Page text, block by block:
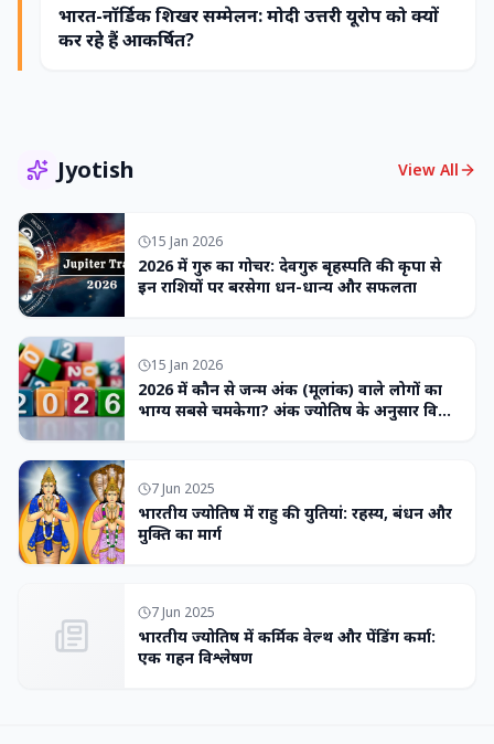
भारत-नॉर्डिक शिखर सम्मेलन: मोदी उत्तरी यूरोप को क्यों
कर रहे हैं आकर्षित?
Jyotish View All
15 Jan 2026
2026 में गुरु का गोचर: देवगुरु बृहस्पति की कृपा से
इन राशियों पर बरसेगा धन-धान्य और सफलता
15 Jan 2026
2026 में कौन से जन्म अंक (मूलांक) वाले लोगों का
भाग्य सबसे चमकेगा? अंक ज्योतिष के अनुसार विशेष
7 Jun 2025
भारतीय ज्योतिष में राहु की युतियां: रहस्य, बंधन और
मुक्ति का मार्ग
7 Jun 2025
भारतीय ज्योतिष में कर्मिक वेल्थ और पेंडिंग कर्मा:
एक गहन विश्लेषण